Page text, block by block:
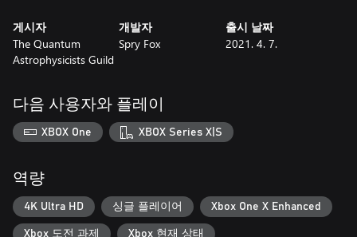
게시자
The Quantum
Astrophysicists Guild
개발자
Spry Fox
출시 날짜
2021. 4. 7.
다음 사용자와 플레이
XBOX One XBOX Series X|S
역량
4K Ultra HD 싱글 플레이어 Xbox One X Enhanced
Xbox 도전 과제 Xbox 현재 상태